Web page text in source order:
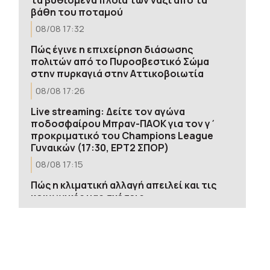
βάθη του ποταμού
08/08 17:32
Πώς έγινε η επιχείρηση διάσωσης
πολιτών από το Πυροσβεστικό Σώμα
στην πυρκαγιά στην Αττικοβοιωτία
08/08 17:26
Live streaming: Δείτε τον αγώνα
ποδοσφαίρου Μπραν-ΠΑΟΚ για τον γ΄
προκριματικό του Champions League
Γυναικών (17:30, ΕΡΤ2 ΣΠΟΡ)
08/08 17:15
Πώς η κλιματική αλλαγή απειλεί και τις
κοινωνικές μας σχέσεις